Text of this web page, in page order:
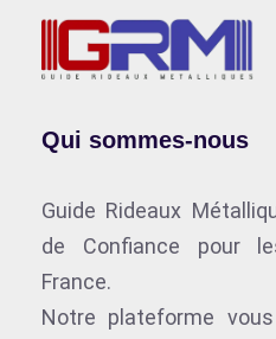
Qui sommes-nous
Guide Rideaux
de Confiance pour
France.
Notre plateforme